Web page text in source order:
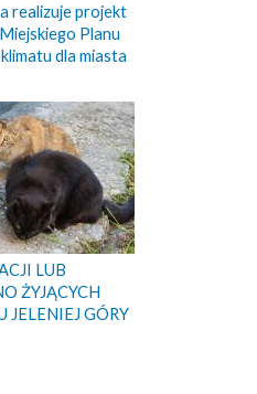
realizuje projekt
Planu
dla miasta
LUB
ŻYJĄCYCH
JELENIEJ GÓRY